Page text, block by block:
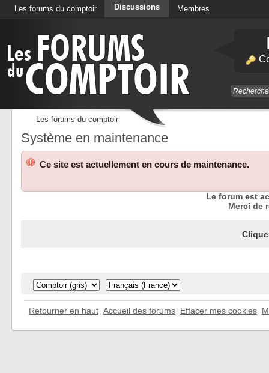
Les forums du comptoir Discussions Membres
Les forums du comptoir
Système en maintenance
Ce site est actuellement en cours de maintenance.
Le forum est
Merci de
Retourner en haut Accueil des forums Effacer mes cookies